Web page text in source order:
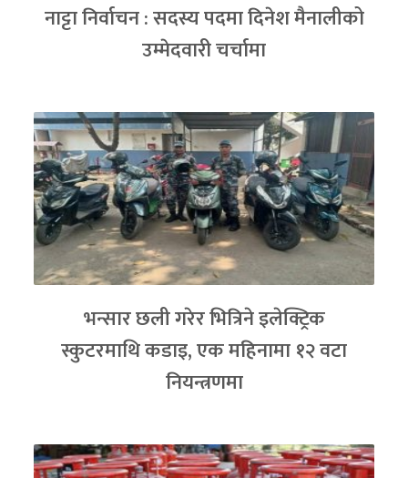
नाट्टा निर्वाचन : सदस्य पदमा दिनेश मैनालीको
उम्मेदवारी चर्चामा
भन्सार छली गरेर भित्रिने इलेक्ट्रिक
स्कुटरमाथि कडाइ, एक महिनामा १२ वटा
नियन्त्रणमा